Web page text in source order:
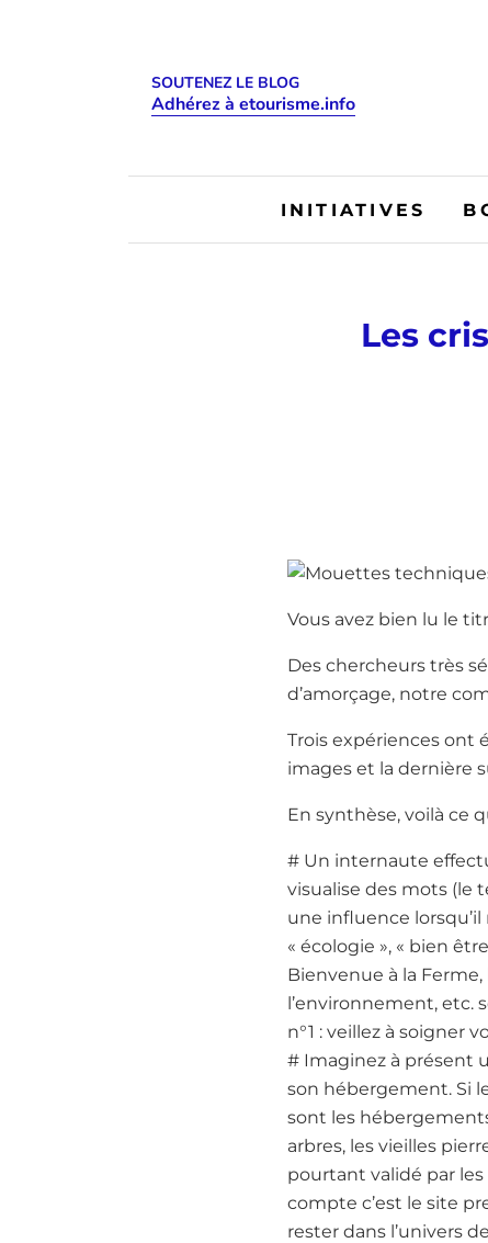
SOUTENEZ LE BLOG
Adhérez à etourisme.info
INITIATIVES
Les
Vous avez bien lu le
Des chercheurs très
d’amorçage, notre
Trois expériences ont
images et la dernière
En synthèse, voilà ce
# Un internaute
visualise des mots (le
une influence lorsqu’il
« écologie », « bien
Bienvenue à la
l’environnement, etc.
n°1 : veillez à soigner
# Imaginez à présent
son hébergement. Si
sont les
arbres, les vieilles
pourtant validé par les
compte c’est le site
rester dans l’univers